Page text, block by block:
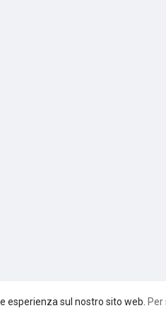
esperienza sul nostro sito web. Per